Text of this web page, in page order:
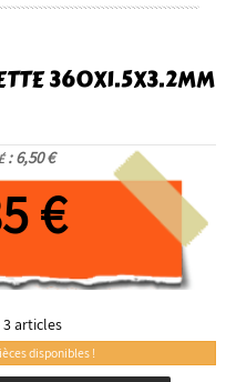
360X1.5X3.2MM
: 6,50 €
€
3articles
disponibles !